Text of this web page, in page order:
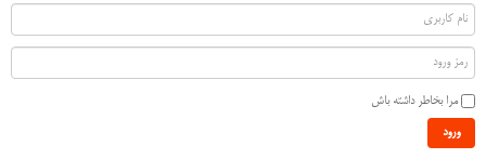
مرا بخاطر داشته باش
ورود